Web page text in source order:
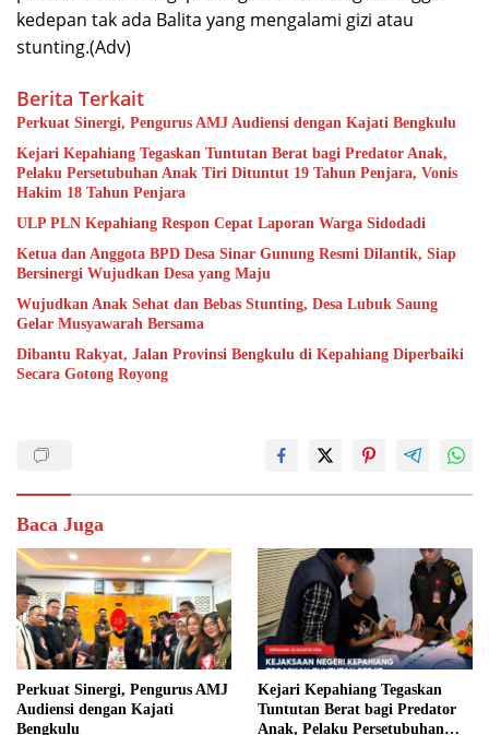
kedepan tak ada Balita yang mengalami gizi atau
stunting.(Adv)
Berita Terkait
Perkuat Sinergi, Pengurus AMJ Audiensi dengan Kajati Bengkulu
Kejari Kepahiang Tegaskan Tuntutan Berat bagi Predator Anak,
Pelaku Persetubuhan Anak Tiri Dituntut 19 Tahun Penjara, Vonis
Hakim 18 Tahun Penjara
ULP PLN Kepahiang Respon Cepat Laporan Warga Sidodadi
Ketua dan Anggota BPD Desa Sinar Gunung Resmi Dilantik, Siap
Bersinergi Wujudkan Desa yang Maju
Wujudkan Anak Sehat dan Bebas Stunting, Desa Lubuk Saung
Gelar Musyawarah Bersama
Dibantu Rakyat, Jalan Provinsi Bengkulu di Kepahiang Diperbaiki
Secara Gotong Royong
Baca Juga
Perkuat Sinergi, Pengurus AMJ
Audiensi dengan Kajati
Bengkulu
Kejari Kepahiang Tegaskan
Tuntutan Berat bagi Predator
Anak, Pelaku Persetubuhan